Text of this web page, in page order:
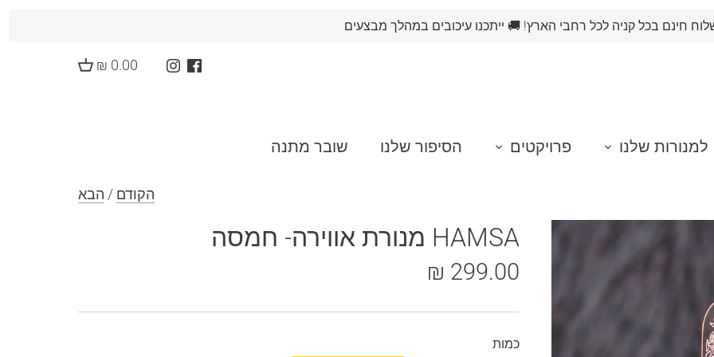
חינם בכל קניה לכל רחבי הארץ! 🚚 ייתכנו עיכובים במהלך מבצעים
0.00 ₪
למנורות שלנו פרויקטים הסיפור שלנו שובר מתנה
הקודם / הבא
HAMSA מנורת אווירה- חמסה
299.00 ₪
כמות